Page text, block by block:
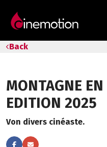
Back
MONTAGNE
EDITION 2025
Von divers cinéaste.
Geschenk-Gutschein